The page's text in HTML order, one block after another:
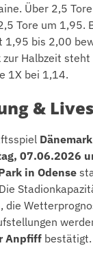
Über 2,5
Tore um 1,95.
1,95 bis 2,00
Halbzeit
1X bei 1,14.
&
07.06.2026
in Odense
, die
Anpfiff bestätigt.